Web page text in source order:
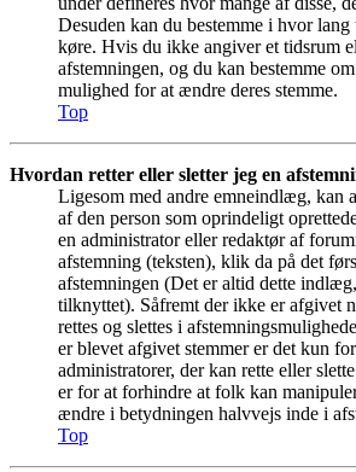
Desuden kan du bestemme i hvor
køre. Hvis du ikke angiver et tidsrum
afstemningen, og du kan bestemme
mulighed for at ændre deres stemme.
Top
Hvordan retter eller sletter jeg en
Ligesom med andre emneindlæg, kan
af den person som oprindeligt
en administrator eller redaktør af
afstemning (teksten), klik da på det
afstemningen (Det er altid dette
tilknyttet). Såfremt der ikke er afgivet
rettes og slettes i
er blevet afgivet stemmer er det kun
administratorer, der kan rette eller
er for at forhindre at folk kan
ændre i betydningen halvvejs inde i
Top